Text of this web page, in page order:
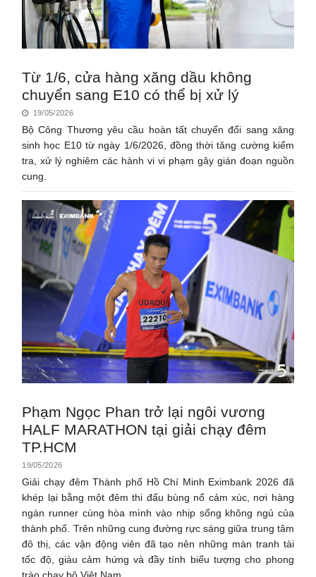
Từ 1/6, cửa hàng xăng dầu không
chuyển sang E10 có thể bị xử lý
19/05/2026
Bộ Công Thương yêu cầu hoàn tất chuyển đổi sang xăng
sinh học E10 từ ngày 1/6/2026, đồng thời tăng cường kiểm
tra, xử lý nghiêm các hành vi vi phạm gây gián đoạn nguồn
cung.
Phạm Ngọc Phan trở lại ngôi vương
HALF MARATHON tại giải chạy đêm
TP.HCM
19/05/2026
Giải chạy đêm Thành phố Hồ Chí Minh Eximbank 2026 đã
khép lại bằng một đêm thi đấu bùng nổ cảm xúc, nơi hàng
ngàn runner cùng hòa mình vào nhịp sống không ngủ của
thành phố. Trên những cung đường rực sáng giữa trung tâm
đô thị, các vận động viên đã tạo nên những màn tranh tài
tốc độ, giàu cảm hứng và đầy tính biểu tượng cho phong
trào chạy bộ Việt Nam.